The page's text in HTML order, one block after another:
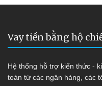
Vay tiền bằng hộ
Hệ thống hỗ trợ kiến thức -
toàn từ các ngân hàng, các